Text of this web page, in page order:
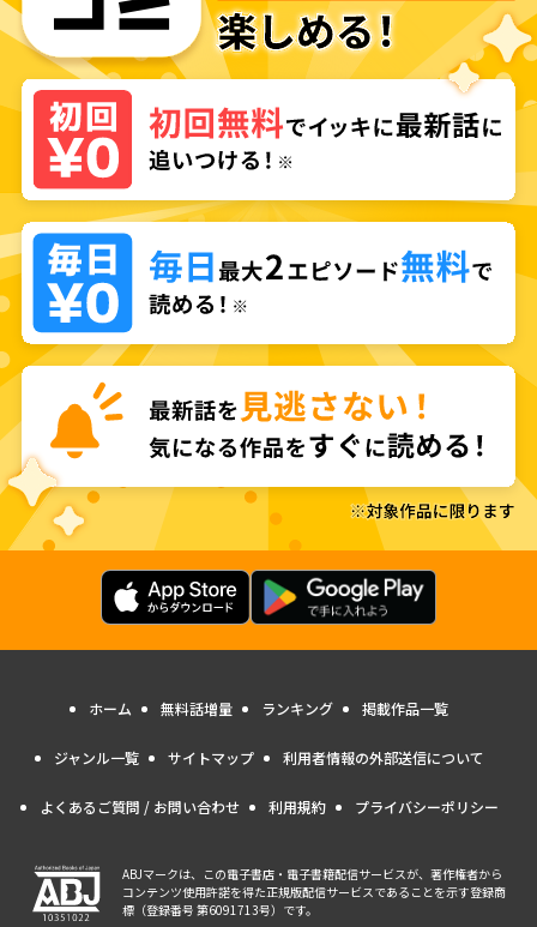
ホーム 無料話増量 ランキング 掲載作品一覧
ジャンル一覧 サイトマップ 利用者情報の外部送信について
よくあるご質問 / お問い合わせ 利用規約 プライバシーポリシー
ABJマークは、この電子書店・電子書籍配信サービスが、著作権者から
コンテンツ使用許諾を得た正規版配信サービスであることを示す登録商
標（登録番号 第6091713号）です。